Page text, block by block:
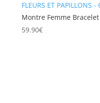
FLEURS ET PAPILLONS -
Montre Femme
59.90€